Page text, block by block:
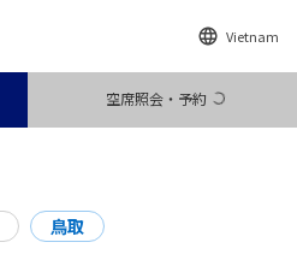
Vietnam
空席照会・予約
鳥取